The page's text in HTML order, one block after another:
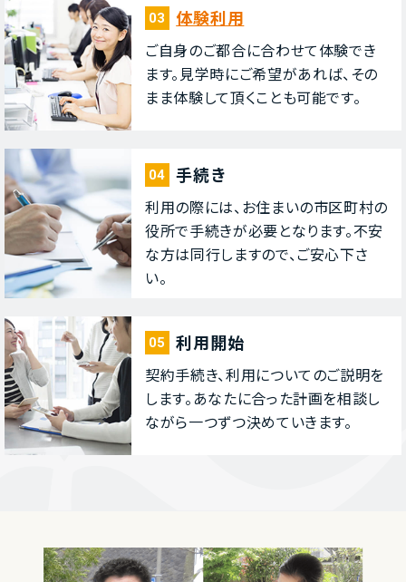
03 体験利⽤
ご⾃⾝のご都合に合わせて体験でき
ます。⾒学時にご希望があれば、その
まま体験して頂くことも可能です。
04 ⼿続き
利⽤の際には、お住まいの市区町村の
役所で⼿続きが必要となります。不安
な⽅は同⾏しますので、ご安⼼下さ
い。
05 利⽤開始
契約⼿続き、利⽤についてのご説明を
します。あなたに合った計画を相談し
ながら⼀つずつ決めていきます。